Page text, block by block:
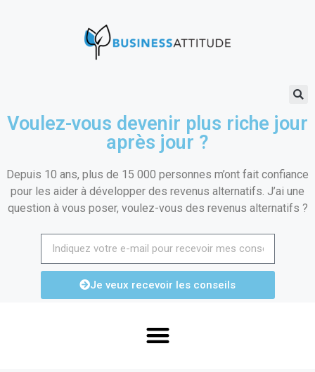
Voulez-vous devenir plus riche jour
après jour ?
Depuis 10 ans, plus de 15 000 personnes m’ont fait confiance
pour les aider à développer des revenus alternatifs. J’ai une
question à vous poser, voulez-vous des revenus alternatifs ?
Je veux recevoir les conseils